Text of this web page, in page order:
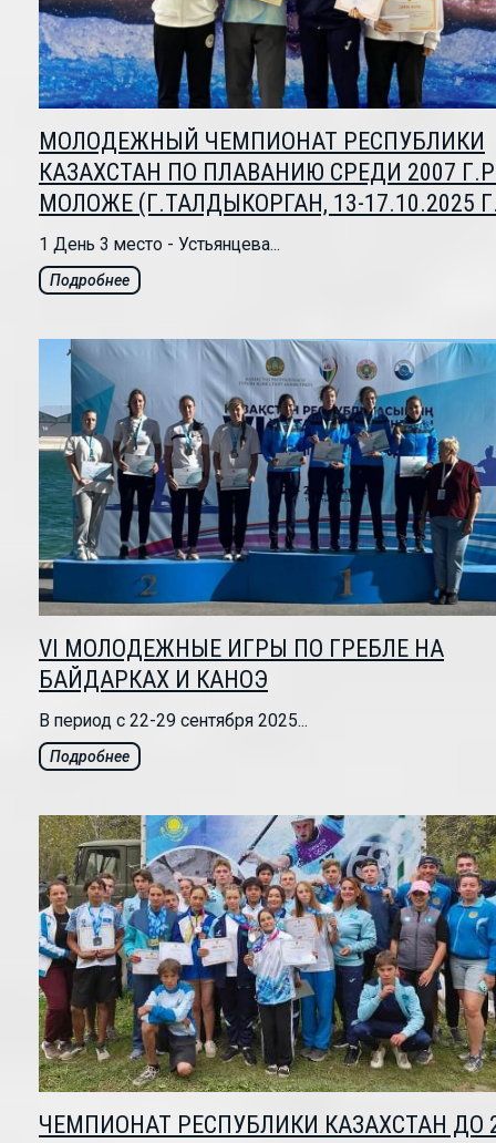
МОЛОДЕЖНЫЙ ЧЕМПИОНАТ РЕСПУБЛИКИ
КАЗАХСТАН ПО ПЛАВАНИЮ СРЕДИ 2007
МОЛОЖЕ (Г.ТАЛДЫКОРГАН, 13-17.10.2025
1 День 3 место - Устьянцева...
Подробнее
VI МОЛОДЕЖНЫЕ ИГРЫ ПО ГРЕБЛЕ НА
БАЙДАРКАХ И КАНОЭ
В период с 22-29 сентября 2025...
Подробнее
ЧЕМПИОНАТ РЕСПУБЛИКИ КАЗАХСТАН ДО